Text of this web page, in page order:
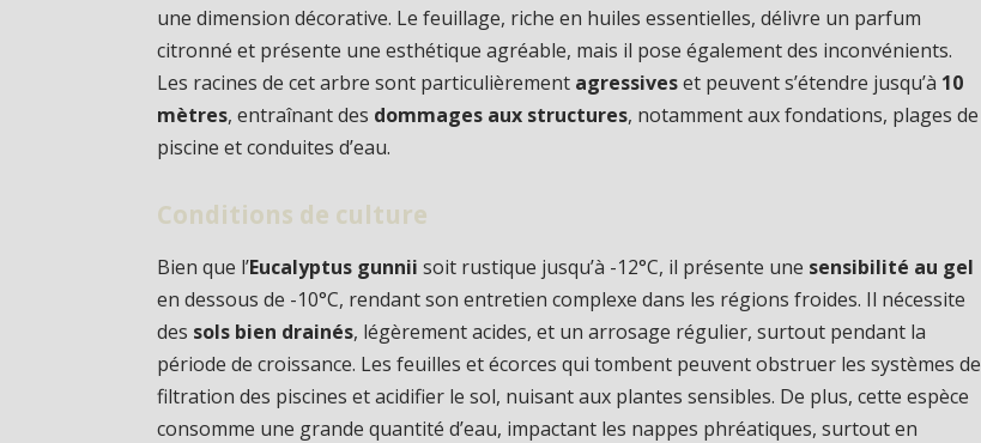
une dimension décorative. Le feuillage, riche en huiles essentielles, délivre un parfum
citronné et présente une esthétique agréable, mais il pose également des inconvénients.
Les racines de cet arbre sont particulièrement agressiveset peuvent s’étendre jusqu’à 10
mètres, entraînant des dommages aux structures, notamment aux fondations, plages de
piscine et conduites d’eau.
Conditions de culture
Bien que l’Eucalyptus gunnii soit rustique jusqu’à -12°C, il présente une sensibilité au gel
en dessous de -10°C, rendant son entretien complexe dans les régions froides. Il nécessite
des sols bien drainés, légèrement acides, et un arrosage régulier, surtout pendant la
période de croissance. Les feuilles et écorces qui tombent peuvent obstruer les systèmes de
filtration des piscines et acidifier le sol, nuisant aux plantes sensibles. De plus, cette espèce
consomme une grande quantité d’eau, impactant les nappes phréatiques, surtout en